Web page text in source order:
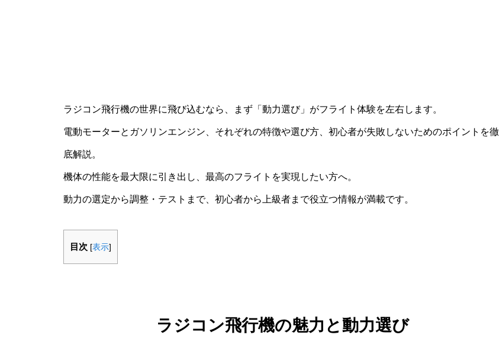
ラジコン飛行機の世界に飛び込むなら、まず「動力選び」がフライト体験を左右します。
電動モーターとガソリンエンジン、それぞれの特徴や選び方、初心者が失敗しないためのポイントを徹
底解説。
機体の性能を最大限に引き出し、最高のフライトを実現したい方へ。
動力の選定から調整・テストまで、初心者から上級者まで役立つ情報が満載です。
目次 [表示]
ラジコン飛行機の魅力と動力選び